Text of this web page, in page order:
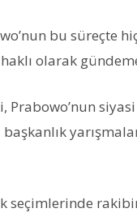
bu süreçte
olarak
Prabowo’nun
başkanlık
seçimlerinde